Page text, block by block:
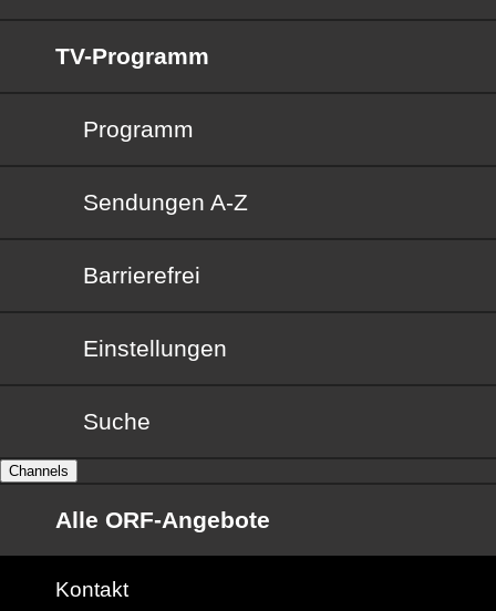
TV-Programm
Programm
Sendungen von A bis Z
Sendungen A-Z
Barrierefrei
Barrierefrei
Einstellungen
Suche
Channels
Alle ORF-Angebote
Kontakt